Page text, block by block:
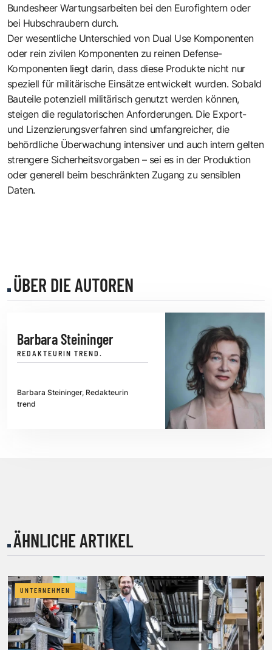
Bundesheer Wartungsarbeiten bei den Eurofightern oder
bei Hubschraubern durch.
Der wesentliche Unterschied von Dual Use Komponenten
oder rein zivilen Komponenten zu reinen Defense-
Komponenten liegt darin, dass diese Produkte nicht nur
speziell für militärische Einsätze entwickelt wurden. Sobald
Bauteile potenziell militärisch genutzt werden können,
steigen die regulatorischen Anforderungen. Die Export-
und Lizenzierungsverfahren sind umfangreicher, die
behördliche Überwachung intensiver und auch intern gelten
strengere Sicherheitsvorgaben – sei es in der Produktion
oder generell beim beschränkten Zugang zu sensiblen
Daten.
ÜBER DIE AUTOREN
Barbara Steininger
REDAKTEURIN TREND.
Barbara Steininger, Redakteurin
trend
ÄHNLICHE ARTIKEL
UNTERNEHMEN